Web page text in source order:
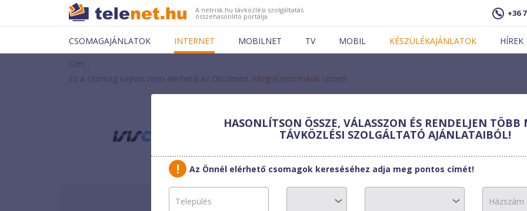
A netrisk.hu távközlési szolgáltatás
összehasonlító portálja +36
CSOMAGAJÁNLATOK INTERNET MOBILNET TV MOBIL KÉSZÜLÉKAJÁNLATOK HÍREK
Cím: ,
Ez a csomag sajnos nem elérhető az Ön címén. Megnézem másik címen!
ISIS-COM
Üzleti MDSL-B20
2 éves hűségnyilatkozat esetén 6740 Ft/hó és 0 Ft a bekötési díj
HASONLÍTSON ÖSSZE, VÁLASSZON ÉS RENDELJEN
TÁVKÖZLÉSI SZOLGÁLTATÓ AJÁNLATAIBÓL!
Az Önnél elérhető csomagok kereséséhez adja meg pontos címét!